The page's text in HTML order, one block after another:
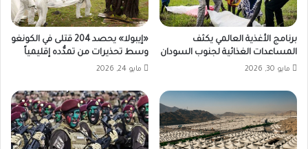
برنامج الأغذية العالمي يكثف
المساعدات الغذائية لجنوب السودان
مايو 30, 2026
«إيبولا» يحصد 204 قتلى في الكونغو
وسط تحذيرات من تمدُّده إقليمياً
مايو 24, 2026